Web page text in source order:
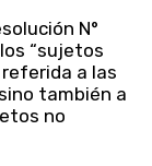
N°
“sujetos
a las
también a
no